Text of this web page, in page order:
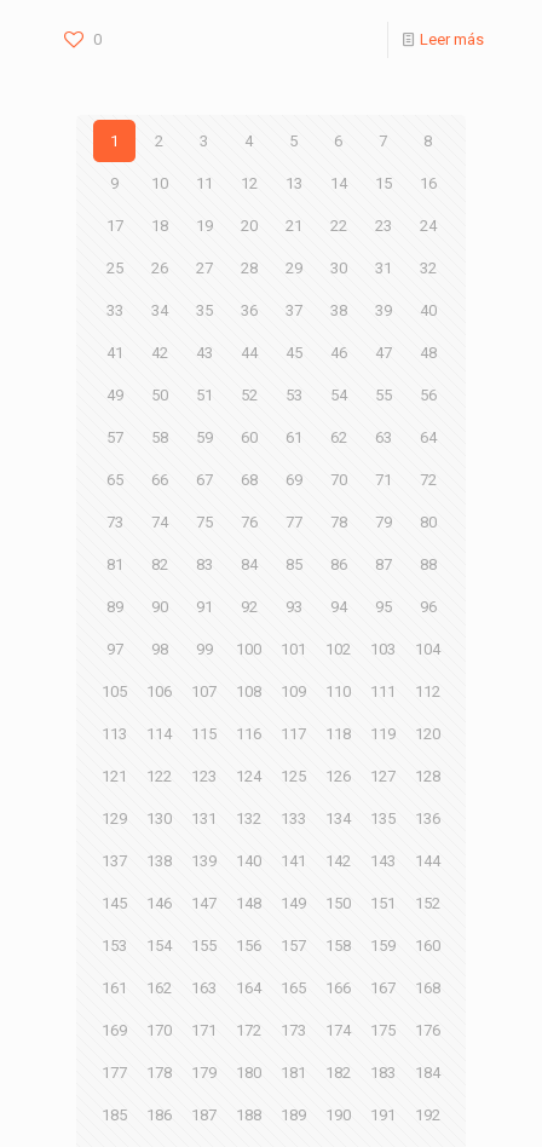
0 Leer más
1 2 3 4 5 6 7 8
9 10 11 12 13 14 15 16
17 18 19 20 21 22 23 24
25 26 27 28 29 30 31 32
33 34 35 36 37 38 39 40
41 42 43 44 45 46 47 48
49 50 51 52 53 54 55 56
57 58 59 60 61 62 63 64
65 66 67 68 69 70 71 72
73 74 75 76 77 78 79 80
81 82 83 84 85 86 87 88
89 90 91 92 93 94 95 96
97 98 99 100 101 102 103 104
105 106 107 108 109 110 111 112
113 114 115 116 117 118 119 120
121 122 123 124 125 126 127 128
129 130 131 132 133 134 135 136
137 138 139 140 141 142 143 144
145 146 147 148 149 150 151 152
153 154 155 156 157 158 159 160
161 162 163 164 165 166 167 168
169 170 171 172 173 174 175 176
177 178 179 180 181 182 183 184
185 186 187 188 189 190 191 192